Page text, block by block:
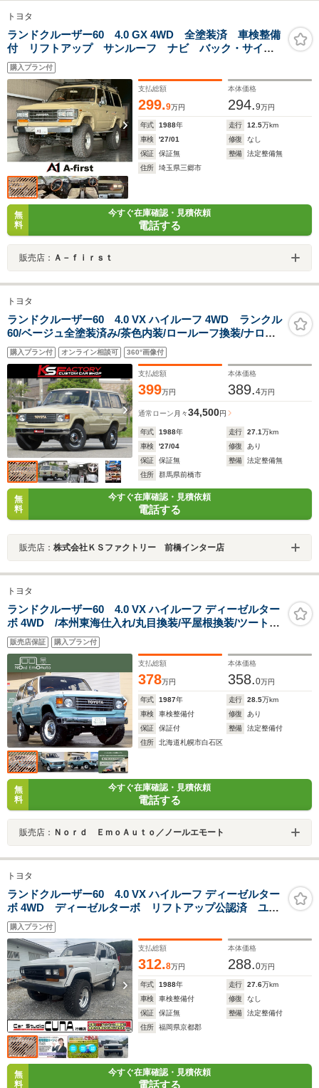
トヨタ
ランドクルーザー60 4.0 GX 4WD 全塗装済 車検整備
付 リフトアップ サンルーフ ナビ バック・サイド
カメラ ETC NARDIクラシックステアリング シート
ヒーター ルーフキャリア 後席フラットシート パワ
ーウインドウ
購入プラン付
支払総額
299.9万円
本体価格
294.9万円
年式 1988年 走行 12.5万km
車検
'27/01 修復
なし
保証
保証無 整備
法定整備無
住所
埼玉県三郷市
無
料
今すぐ在庫確認・見積依頼
電話する
販売店： Ａ－ｆｉｒｓｔ
トヨタ
ランドクルーザー60 4.0 VX ハイルーフ 4WD ランクル
60/ベージュ全塗装済み/茶色内装/ロールーフ換装/ナロー
仕様/丸目換装/1ナンバー構造変更済み/キープスラント製
リーフ交換公認済み/プロコンプ製ショック/ビッグカント
リーステアリングダンパー/社外AW
購入プラン付 オンライン相談可 360°画像付
支払総額
399万円
本体価格
389.4万円
通常ローン 月々34,500円
年式 1988年 走行 27.1万km
車検
'27/04 修復
あり
保証
保証無 整備
法定整備無
住所
群馬県前橋市
無
料
今すぐ在庫確認・見積依頼
電話する
販売店： 株式会社ＫＳファクトリー 前橋インター店
トヨタ
ランドクルーザー60 4.0 VX ハイルーフ ディーゼルター
ボ 4WD /本州東海仕入れ/丸目換装/平屋根換装/ツートン
全塗装済み/新品グリルベゼル/新品フロントメッキバンパ
ー/新品リアライセンスプレート/ナルディステアリング/グ
ッドリッヂオールテレーンタイヤ/
販売店保証 購入プラン付
支払総額
378万円
本体価格
358.0万円
年式 1987年 走行 28.5万km
車検
車検整備付 修復
あり
保証
保証付 整備
法定整備付
住所
北海道札幌市白石区
無
料
今すぐ在庫確認・見積依頼
電話する
販売店： Ｎｏｒｄ ＥｍｏＡｕｔｏ／ノールエモート
トヨタ
ランドクルーザー60 4.0 VX ハイルーフ ディーゼルター
ボ 4WD ディーゼルターボ リフトアップ公認済 ユー
ザー買取車 角目4灯 社外ホイール 社外ナビ 提携ロ
ーン 自社 ローン
購入プラン付
支払総額
312.8万円
本体価格
288.0万円
年式 1988年 走行 27.6万km
車検
車検整備付 修復
なし
保証
保証無 整備
法定整備付
住所
福岡県京都郡
無
料
今すぐ在庫確認・見積依頼
電話する